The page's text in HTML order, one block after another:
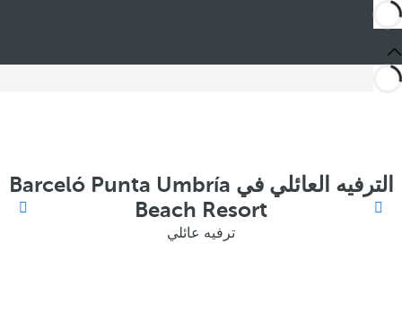
الترفيه العائلي في Barceló Punta Umbría
Beach Resort
ترفيه عائلي